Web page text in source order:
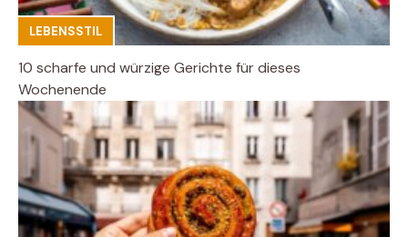
LEBENSSTIL
10 scharfe und würzige Gerichte für dieses
Wochenende